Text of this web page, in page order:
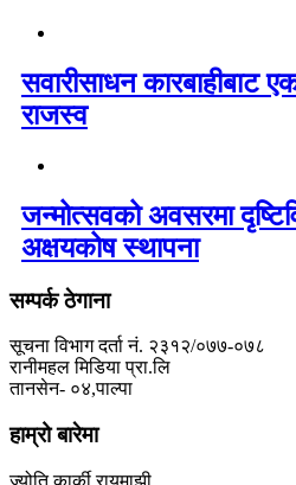
सवारीसाधन कारबाहीबाट
राजस्व
जन्मोत्सवको अवसरमा
अक्षयकोष स्थापना
सम्पर्क ठेगाना
सूचना विभाग दर्ता नं. २३१२/०७७-०७८
रानीमहल मिडिया प्रा.लि
तानसेन- ०४,पाल्पा
हाम्रो बारेमा
ज्योति कार्की रायमाझी